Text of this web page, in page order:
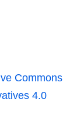
Commons
4.0